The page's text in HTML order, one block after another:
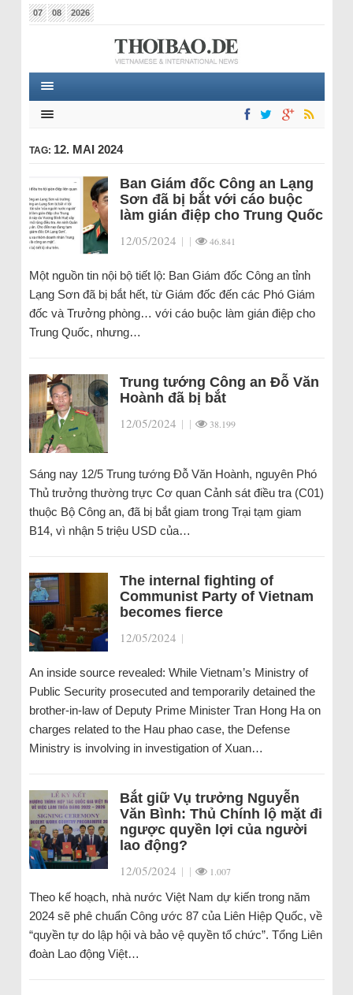
07 08 2026
TAG: 12. MAI 2024
Ban Giám đốc Công an Lạng
Sơn đã bị bắt với cáo buộc
làm gián điệp cho Trung Quốc
12/05/2024 | | 46.841
Một nguồn tin nội bộ tiết lộ: Ban Giám đốc Công an tỉnh
Lạng Sơn đã bị bắt hết, từ Giám đốc đến các Phó Giám
đốc và Trưởng phòng… với cáo buộc làm gián điệp cho
Trung Quốc, nhưng…
Trung tướng Công an Đỗ Văn
Hoành đã bị bắt
12/05/2024 | | 38.199
Sáng nay 12/5 Trung tướng Đỗ Văn Hoành, nguyên Phó
Thủ trưởng thường trực Cơ quan Cảnh sát điều tra (C01)
thuộc Bộ Công an, đã bị bắt giam trong Trại tạm giam
B14, vì nhận 5 triệu USD của…
The internal fighting of
Communist Party of Vietnam
becomes fierce
12/05/2024 |
An inside source revealed: While Vietnam’s Ministry of
Public Security prosecuted and temporarily detained the
brother-in-law of Deputy Prime Minister Tran Hong Ha on
charges related to the Hau phao case, the Defense
Ministry is involving in investigation of Xuan…
Bắt giữ Vụ trưởng Nguyễn
Văn Bình: Thủ Chính lộ mặt đi
ngược quyền lợi của người
lao động?
12/05/2024 | | 1.007
Theo kế hoạch, nhà nước Việt Nam dự kiến trong năm
2024 sẽ phê chuẩn Công ước 87 của Liên Hiệp Quốc, về
“quyền tự do lập hội và bảo vệ quyền tổ chức”. Tổng Liên
đoàn Lao động Việt…